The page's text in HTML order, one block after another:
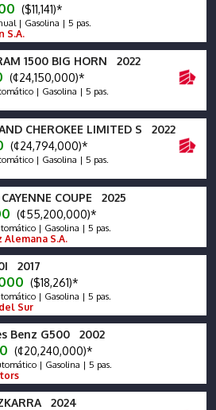
($11,141)*
| Gasolina | 5 pas.
S.A.
1500 BIG HORN 2022
(¢24,150,000)*
| Gasolina | 5 pas.
CHEROKEE LIMITED S 2022
(¢24,794,000)*
| Gasolina | 5 pas.
COUPE 2025
(¢55,200,000)*
| Gasolina | 5 pas.
S.A.
2017
($18,261)*
| Gasolina | 5 pas.
Sur
Benz G500 2002
(¢20,240,000)*
| Gasolina | 5 pas.
2024